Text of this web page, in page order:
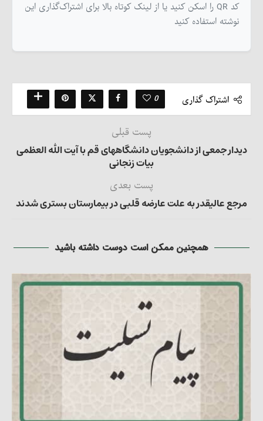
کد QR را اسکن کنید یا از لینک کوتاه بالا برای اشتراک‌گذاری این
نوشته استفاده کنید
اشتراک گذاری 0
پست قبلی
دیدار جمعی از دانشجویان دانشگاههای قم با آیت الله العظمی
بیات زنجانی
پست بعدی
مرجع عالیقدر به علت عارضه قلبی در بیمارستان بستری شدند
همچنین ممکن است دوست داشته باشید